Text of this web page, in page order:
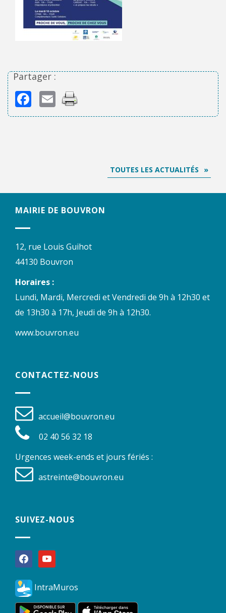
Partager :
Facebook
Email
TOUTES LES ACTUALITÉS
MAIRIE DE BOUVRON
12, rue Louis Guihot
44130 Bouvron
Horaires :
Lundi, Mardi, Mercredi et Vendredi de 9h à 12h30 et
de 13h30 à 17h, Jeudi de 9h à 12h30.
www.bouvron.eu
CONTACTEZ-NOUS
accueil@bouvron.eu
02 40 56 32 18
Urgences week-ends et jours fériés :
astreinte@bouvron.eu
SUIVEZ-NOUS
facebookyoutube
IntraMuros